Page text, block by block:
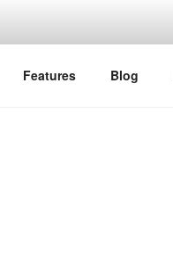
Features Blog